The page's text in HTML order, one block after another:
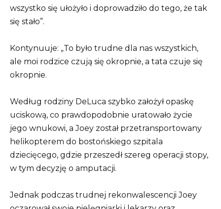
wszystko się ułożyło i doprowadziło do tego, że tak
się stało”.
Kontynuuje: „To było trudne dla nas wszystkich,
ale moi rodzice czują się okropnie, a tata czuje się
okropnie.
Według rodziny DeLuca szybko założył opaskę
uciskową, co prawdopodobnie uratowało życie
jego wnukowi, a Joey został przetransportowany
helikopterem do bostońskiego szpitala
dziecięcego, gdzie przeszedł szereg operacji stopy,
w tym decyzję o amputacji.
Jednak podczas trudnej rekonwalescencji Joey